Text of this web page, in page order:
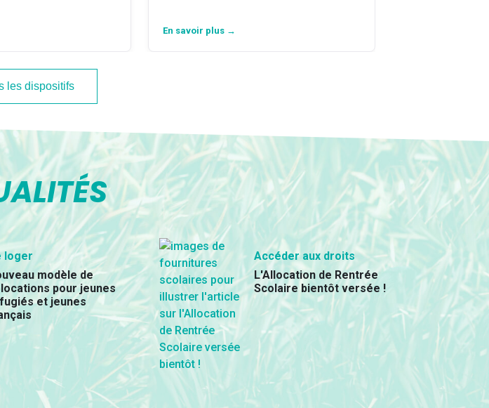
En savoir plus →
les dispositifs
loger
modèle de
pour jeunes
et jeunes
Accéder aux droits
L'Allocation de Rentrée
Scolaire bientôt versée !